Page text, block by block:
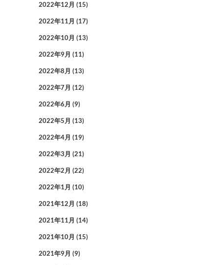
2022年12月 (15)
2022年11月 (17)
2022年10月 (13)
2022年9月 (11)
2022年8月 (13)
2022年7月 (12)
2022年6月 (9)
2022年5月 (13)
2022年4月 (19)
2022年3月 (21)
2022年2月 (22)
2022年1月 (10)
2021年12月 (18)
2021年11月 (14)
2021年10月 (15)
2021年9月 (9)